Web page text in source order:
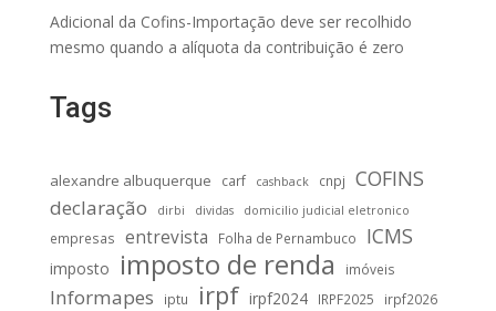
Adicional da Cofins-Importação deve ser recolhido
mesmo quando a alíquota da contribuição é zero
Tags
alexandre albuquerque carf cashback cnpj COFINS
declaração dirbi dividas domicilio judicial eletronico
empresas entrevista Folha de Pernambuco ICMS
imposto imposto de renda imóveis
Informapes iptu irpf irpf2024 IRPF2025 irpf2026